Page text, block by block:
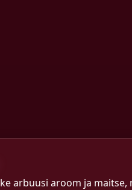
arbuusi aroom ja